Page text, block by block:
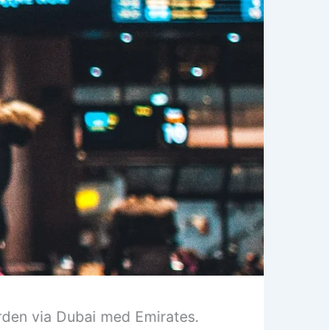
via Dubai med Emirates.